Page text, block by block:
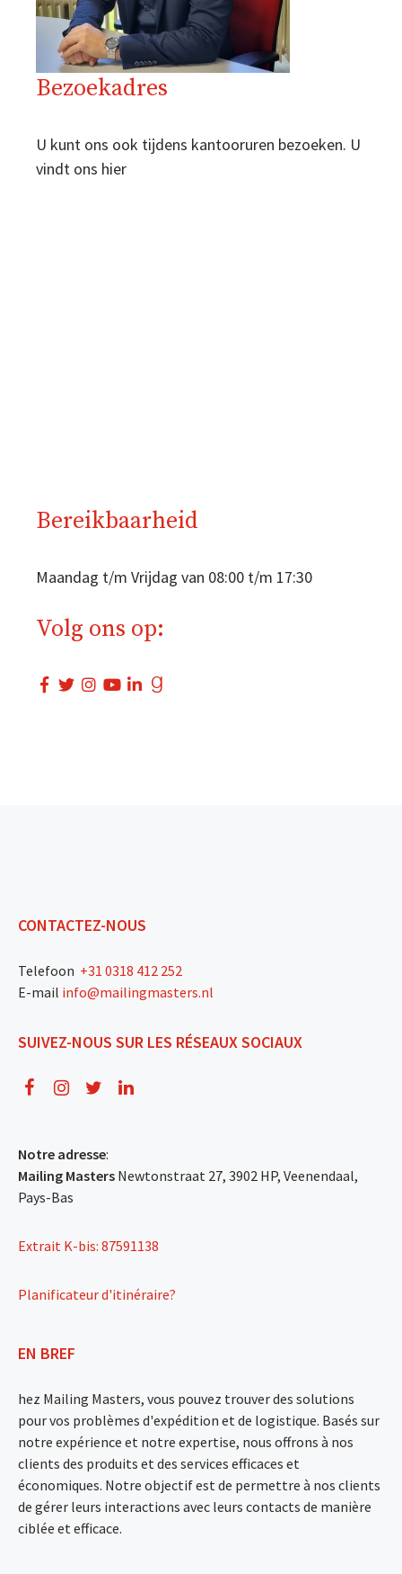
Bezoekadres
U kunt ons ook tijdens kantooruren bezoeken. U
vindt ons hier
Bereikbaarheid
Maandag t/m Vrijdag van 08:00 t/m 17:30
Volg ons op:
CONTACTEZ-NOUS
Telefoon +31 0318 412 252
E-mail info@mailingmasters.nl
SUIVEZ-NOUS SUR LES RÉSEAUX SOCIAUX
Notre adresse:
Mailing Masters Newtonstraat 27, 3902 HP, Veenendaal,
Pays-Bas
Extrait K-bis: 87591138
Planificateur d'itinéraire?
EN BREF
hez Mailing Masters, vous pouvez trouver des solutions
pour vos problèmes d'expédition et de logistique. Basés sur
notre expérience et notre expertise, nous offrons à nos
clients des produits et des services efficaces et
économiques. Notre objectif est de permettre à nos clients
de gérer leurs interactions avec leurs contacts de manière
ciblée et efficace.